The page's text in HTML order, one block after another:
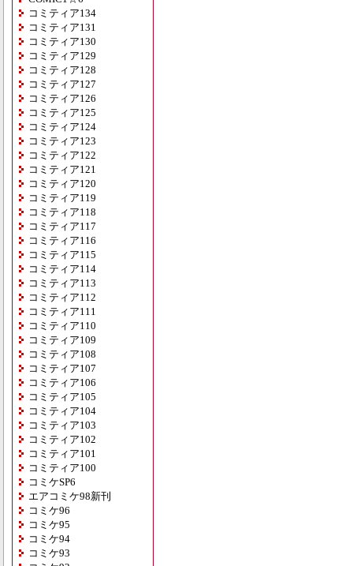
コミティア134
コミティア131
コミティア130
コミティア129
コミティア128
コミティア127
コミティア126
コミティア125
コミティア124
コミティア123
コミティア122
コミティア121
コミティア120
コミティア119
コミティア118
コミティア117
コミティア116
コミティア115
コミティア114
コミティア113
コミティア112
コミティア111
コミティア110
コミティア109
コミティア108
コミティア107
コミティア106
コミティア105
コミティア104
コミティア103
コミティア102
コミティア101
コミティア100
コミケSP6
エアコミケ98新刊
コミケ96
コミケ95
コミケ94
コミケ93